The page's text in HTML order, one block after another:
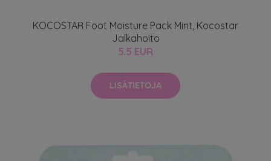
KOCOSTAR Foot Moisture Pack Mint, Kocostar
Jalkahoito
5.5 EUR
LISÄTIETOJA